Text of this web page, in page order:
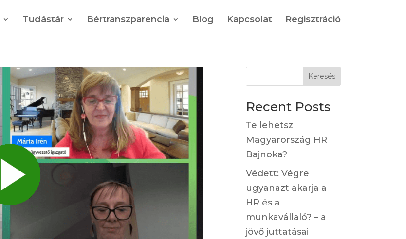
Tudástár Bértranszparencia Blog Kapcsolat Regisztráció
Keresés
Recent Posts
Te lehetsz
Magyarország HR
Bajnoka?
Védett: Végre
ugyanazt akarja a
HR és a
munkavállaló? – a
jövő juttatásai